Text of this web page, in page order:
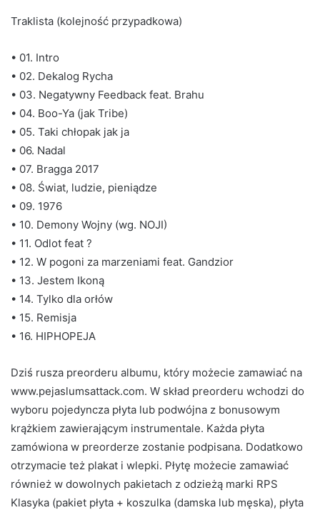
Traklista (kolejność przypadkowa)
• 01. Intro
• 02. Dekalog Rycha
• 03. Negatywny Feedback feat. Brahu
• 04. Boo-Ya (jak Tribe)
• 05. Taki chłopak jak ja
• 06. Nadal
• 07. Bragga 2017
• 08. Świat, ludzie, pieniądze
• 09. 1976
• 10. Demony Wojny (wg. NOJI)
• 11. Odlot feat ?
• 12. W pogoni za marzeniami feat. Gandzior
• 13. Jestem Ikoną
• 14. Tylko dla orłów
• 15. Remisja
• 16. HIPHOPEJA
Dziś rusza preorderu albumu, który możecie zamawiać na
www.pejaslumsattack.com. W skład preorderu wchodzi do
wyboru pojedyncza płyta lub podwójna z bonusowym
krążkiem zawierającym instrumentale. Każda płyta
zamówiona w preorderze zostanie podpisana. Dodatkowo
otrzymacie też plakat i wlepki. Płytę możecie zamawiać
również w dowolnych pakietach z odzieżą marki RPS
Klasyka (pakiet płyta + koszulka (damska lub męska), płyta